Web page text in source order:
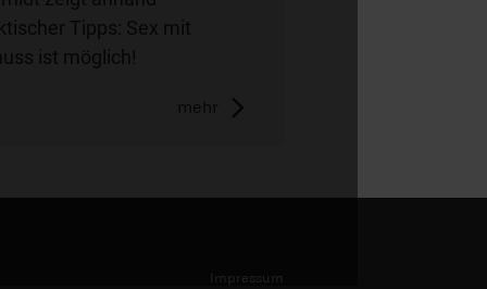
Tipps: Sex mit
ist möglich!
mehr
Impressum